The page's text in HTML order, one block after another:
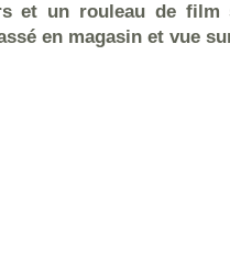
et un rouleau de
en magasin et vue